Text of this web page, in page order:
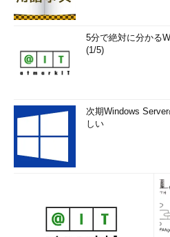
5分で絶対に分かる
(1/5)
次期Windows
しい